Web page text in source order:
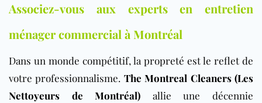
Associez-vous aux experts en entretien
ménager commercial à Montréal
Dans un monde compétitif, la propreté est le reflet de
votre professionnalisme. The Montreal Cleaners (Les
Nettoyeurs de Montréal) allie une décennie